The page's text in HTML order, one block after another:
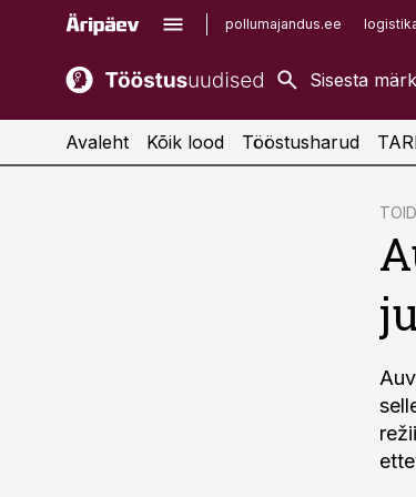
pollumajandus.ee
kaubandus.ee
kinnisvarauudised.ee
imelineajalugu.ee
Avaleht Kõik lood Tööstusharud